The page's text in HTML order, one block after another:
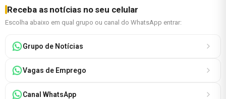
Receba as notícias no seu celular
Escolha abaixo em qual grupo ou canal do WhatsApp entrar:
Grupo de Notícias
Vagas de Emprego
Canal WhatsApp